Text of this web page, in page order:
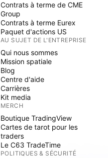
Contrats à terme de CME
Group
Contrats à terme Eurex
Paquet d'actions US
AU SUJET DE L'ENTREPRISE
Qui nous sommes
Mission spatiale
Blog
Centre d'aide
Carrières
Kit media
MERCH
Boutique TradingView
Cartes de tarot pour les
traders
Le C63 TradeTime
POLITIQUES & SÉCURITÉ